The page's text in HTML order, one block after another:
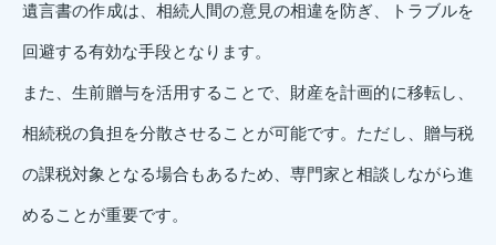
遺言書の作成は、相続人間の意見の相違を防ぎ、トラブルを
回避する有効な手段となります。
また、生前贈与を活用することで、財産を計画的に移転し、
相続税の負担を分散させることが可能です。ただし、贈与税
の課税対象となる場合もあるため、専門家と相談しながら進
めることが重要です。